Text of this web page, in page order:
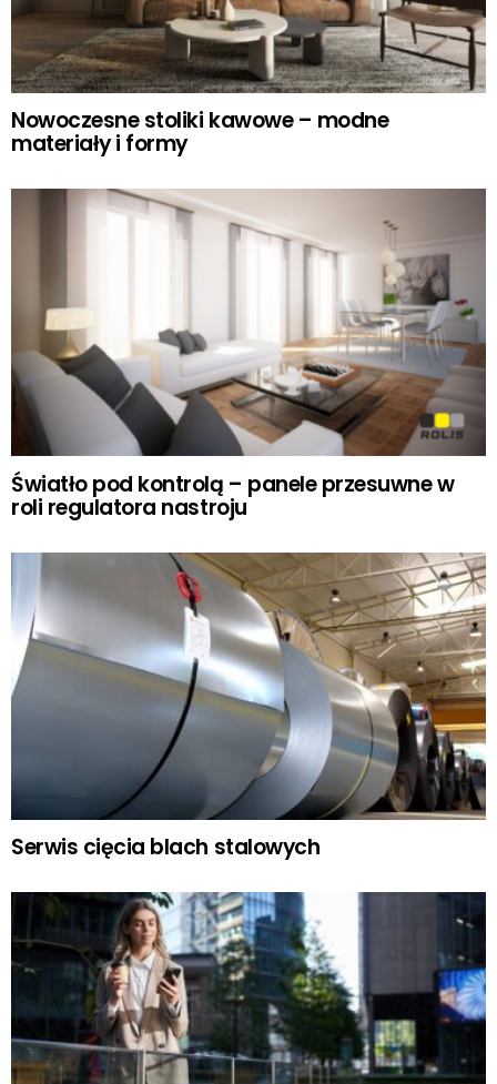
Nowoczesne stoliki kawowe – modne
materiały i formy
Światło pod kontrolą – panele przesuwne w
roli regulatora nastroju
Serwis cięcia blach stalowych